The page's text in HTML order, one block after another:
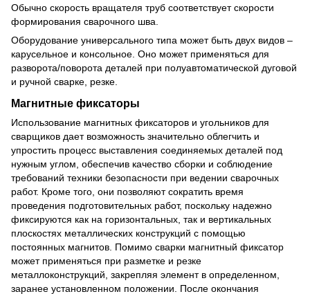
Обычно скорость вращателя труб соответствует скорости
формирования сварочного шва.
Оборудование универсального типа может быть двух видов –
карусельное и консольное. Оно может применяться для
разворота/поворота деталей при полуавтоматической дуговой
и ручной сварке, резке.
Магнитные фиксаторы
Использование магнитных фиксаторов и угольников для
сварщиков дает возможность значительно облегчить и
упростить процесс выставления соединяемых деталей под
нужным углом, обеспечив качество сборки и соблюдение
требований техники безопасности при ведении сварочных
работ. Кроме того, они позволяют сократить время
проведения подготовительных работ, поскольку надежно
фиксируются как на горизонтальных, так и вертикальных
плоскостях металлических конструкций с помощью
постоянных магнитов. Помимо сварки магнитный фиксатор
может применяться при разметке и резке
металлоконструкций, закрепляя элемент в определенном,
заранее установленном положении. После окончания